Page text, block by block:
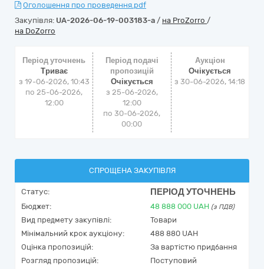
Оголошення про проведення.pdf
Закупівля: UA-2026-06-19-003183-a / на ProZorro /
на DoZorro
Період уточнень
Триває
з 19-06-2026, 10:43
по 25-06-2026,
12:00
Період подачі
пропозицій
Очікується
з 25-06-2026,
12:00
по 30-06-2026,
00:00
Аукціон
Очікується
з30-06-2026, 14:18
СПРОЩЕНА ЗАКУПІВЛЯ
Статус: ПЕРІОД УТОЧНЕНЬ
Бюджет: 48 888 000 UAH (з ПДВ)
Вид предмету закупівлі:
Товари
Мінімальний крок аукціону:
488 880 UAH
Оцінка пропозицій:
За вартістю придбання
Розгляд пропозицій:
Поступовий